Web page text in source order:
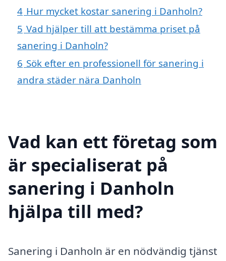
4 Hur mycket kostar sanering i Danholn?
5 Vad hjälper till att bestämma priset på
sanering i Danholn?
6 Sök efter en professionell för sanering i
andra städer nära Danholn
Vad kan ett företag som
är specialiserat på
sanering i Danholn
hjälpa till med?
Sanering i Danholn är en nödvändig tjänst